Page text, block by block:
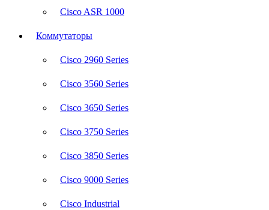
Cisco ASR 1000
Коммутаторы
Cisco 2960 Series
Cisco 3560 Series
Cisco 3650 Series
Cisco 3750 Series
Cisco 3850 Series
Cisco 9000 Series
Cisco Industrial